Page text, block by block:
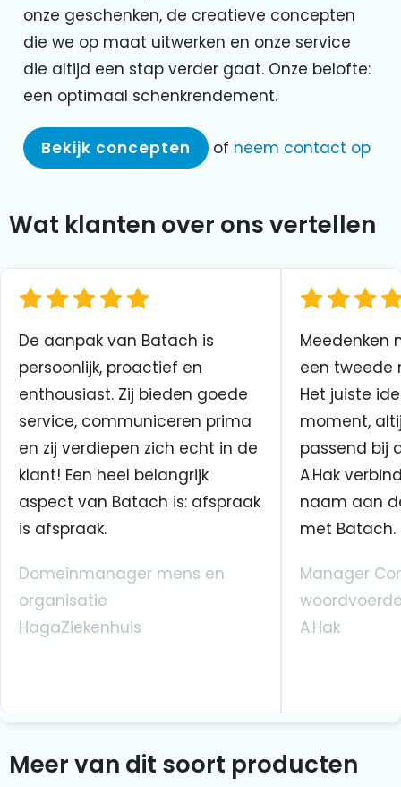
onze geschenken, de creatieve concepten
die we op maat uitwerken en onze service
die altijd een stap verder gaat. Onze belofte:
een optimaal schenkrendement.
Bekijk concepten of neem contact op
Wat klanten over ons vertellen
De aanpak van Batach is
persoonlijk, proactief en
enthousiast. Zij bieden goede
service, communiceren prima
en zij verdiepen zich echt in de
klant! Een heel belangrijk
aspect van Batach is: afspraak
is afspraak.
Domeinmanager mens en
organisatie
HagaZiekenhuis
Meedenken
een tweede
Het juiste
moment,
passend bij
A.Hak
naam aan
met Batach.
Manager
A.Hak
Meer van dit soort producten